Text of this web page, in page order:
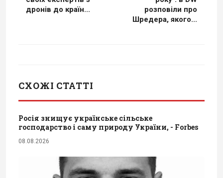
дронів до країн...
розповіли про
Шредера, якого...
СХОЖІ СТАТТІ
Росія знищує українське сільське
господарство і саму природу України, - Forbes
08.08.2026